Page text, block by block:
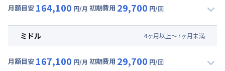
月額目安 164,100 円/月 初期費用 29,700 円/回
月額賃料目安(30日利用)
光熱費他 : 21,000円/月 (700円/日) (税抜)
ミドル 4ヶ月以上～7ヶ月未満
月額目安 167,100 円/月 初期費用 29,700 円/回